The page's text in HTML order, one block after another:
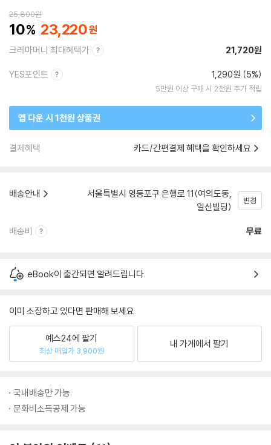
25,800원
10 23,220
크레마머니 최대혜택가 21,720원
YES포인트 1,290원 (5%)
5만원 이상 구매 시 2천원 추가 적립
앱 다운 시 1천원 상품권
결제혜택 카드/간편결제 혜택을 확인하세요
배송안내
서울특별시 영등포구 은행로 11(여의도동,
일신빌딩)
변경
배송비 무료
eBook이 출간되면 알려드립니다.
이미 소장하고 있다면 판매해 보세요.
예스24에 팔기
최상 매입가 3,900원
내 가게에서 팔기
국내배송만 가능
문화비소득공제 가능